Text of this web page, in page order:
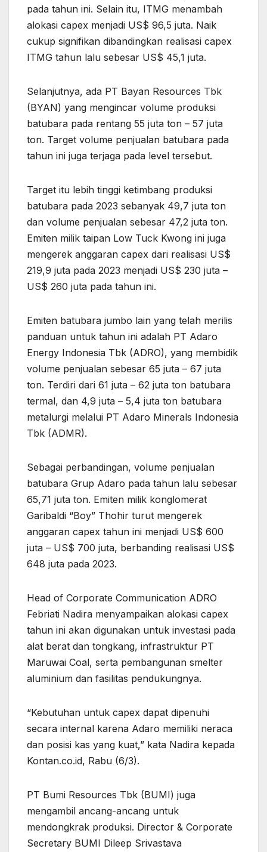
pada tahun ini. Selain itu, ITMG menambah
alokasi capex menjadi US$ 96,5 juta. Naik
cukup signifikan dibandingkan realisasi capex
ITMG tahun lalu sebesar US$ 45,1 juta.
Selanjutnya, ada PT Bayan Resources Tbk
(BYAN) yang mengincar volume produksi
batubara pada rentang 55 juta ton – 57 juta
ton. Target volume penjualan batubara pada
tahun ini juga terjaga pada level tersebut.
Target itu lebih tinggi ketimbang produksi
batubara pada 2023 sebanyak 49,7 juta ton
dan volume penjualan sebesar 47,2 juta ton.
Emiten milik taipan Low Tuck Kwong ini juga
mengerek anggaran capex dari realisasi US$
219,9 juta pada 2023 menjadi US$ 230 juta –
US$ 260 juta pada tahun ini.
Emiten batubara jumbo lain yang telah merilis
panduan untuk tahun ini adalah PT Adaro
Energy Indonesia Tbk (ADRO), yang membidik
volume penjualan sebesar 65 juta – 67 juta
ton. Terdiri dari 61 juta – 62 juta ton batubara
termal, dan 4,9 juta – 5,4 juta ton batubara
metalurgi melalui PT Adaro Minerals Indonesia
Tbk (ADMR).
Sebagai perbandingan, volume penjualan
batubara Grup Adaro pada tahun lalu sebesar
65,71 juta ton. Emiten milik konglomerat
Garibaldi “Boy” Thohir turut mengerek
anggaran capex tahun ini menjadi US$ 600
juta – US$ 700 juta, berbanding realisasi US$
648 juta pada 2023.
Head of Corporate Communication ADRO
Febriati Nadira menyampaikan alokasi capex
tahun ini akan digunakan untuk investasi pada
alat berat dan tongkang, infrastruktur PT
Maruwai Coal, serta pembangunan smelter
aluminium dan fasilitas pendukungnya.
“Kebutuhan untuk capex dapat dipenuhi
secara internal karena Adaro memiliki neraca
dan posisi kas yang kuat,” kata Nadira kepada
Kontan.co.id, Rabu (6/3).
PT Bumi Resources Tbk (BUMI) juga
mengambil ancang-ancang untuk
mendongkrak produksi. Director & Corporate
Secretary BUMI Dileep Srivastava